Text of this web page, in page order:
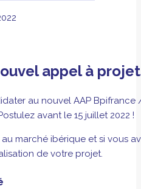
appel à
au nouvel AAP
avant le 15 juillet 2022 !
marché ibérique et si vous
de votre projet.